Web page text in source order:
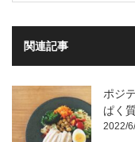
関連記事
ポジ
ぱく
2022/